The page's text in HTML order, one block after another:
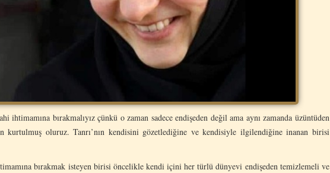
ihtimamına bırakmalıyız çünkü o zaman sadece endişeden değil ama aynı zamanda üzüntüden
kurtulmuş oluruz. Tanrı’nın kendisini gözetlediğine ve kendisiyle ilgilendiğine inanan birisi
bırakmak isteyen birisi öncelikle kendi içini her türlü dünyevi endişeden temizlemeli ve